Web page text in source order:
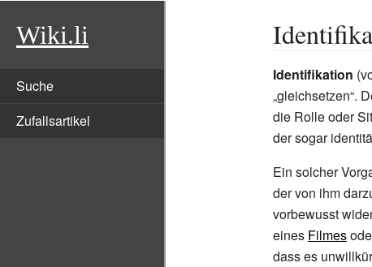
Wiki.li
Suche
Zufallsartikel
Identifikation
„gleichsetzen“.
die Rolle oder
der sogar
Ein solcher
der von ihm
vorbewusst
eines Filmes
dass es